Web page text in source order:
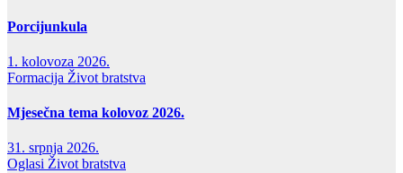
Porcijunkula
1. kolovoza 2026.
Formacija Život bratstva
Mjesečna tema kolovoz 2026.
31. srpnja 2026.
Oglasi Život bratstva